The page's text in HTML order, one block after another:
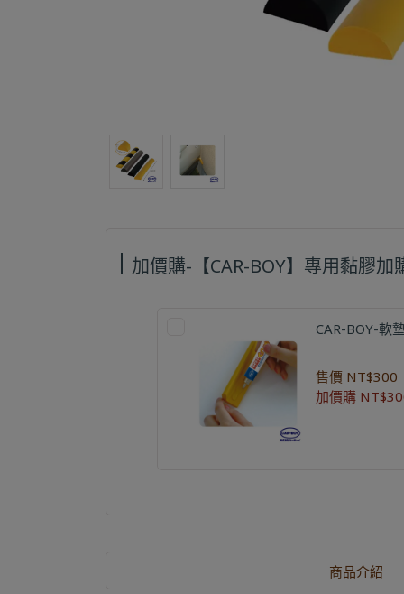
加價購-【CAR-BOY】專用黏膠加
CAR-BOY-軟
售價NT$300
加價購
商品介紹